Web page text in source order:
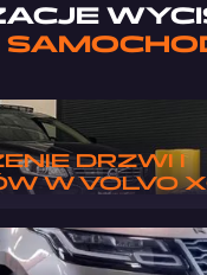
DRZWI I
W VOLVO